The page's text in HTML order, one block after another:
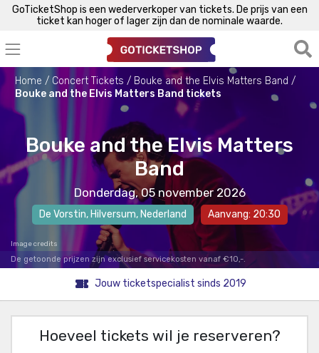
GoTicketShop is een wederverkoper van tickets. De prijs van een
ticket kan hoger of lager zijn dan de nominale waarde.
Home Concert Tickets
Bouke and the Elvis Matters Band
Bouke and the Elvis Matters Band tickets
Bouke and the Elvis Matters
Band
Donderdag, 05 november 2026
De Vorstin, Hilversum, Nederland Aanvang: 20:30
Image credits
De getoonde prijzen zijn exclusief servicekosten vanaf €10,-.
Jouw ticketspecialist sinds 2019
Hoeveel tickets wil je reserveren?